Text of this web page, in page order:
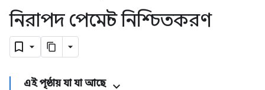
নিরাপদ পেমেন্ট নিশ্চিতকরণ
এই পৃষ্ঠায় যা যা আছে